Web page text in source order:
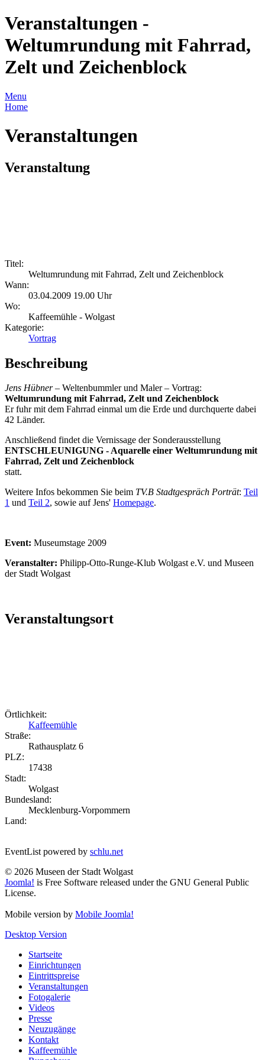
Veranstaltungen -
Weltumrundung mit Fahrrad,
Zelt und Zeichenblock
Menu
Home
Veranstaltungen
Veranstaltung
Titel:
Weltumrundung mit Fahrrad, Zelt und Zeichenblock
Wann:
03.04.2009 19.00 Uhr
Wo:
Kaffeemühle - Wolgast
Kategorie:
Vortrag
Beschreibung
Jens Hübner– Weltenbummler und Maler – Vortrag:
Weltumrundung mit Fahrrad, Zelt und Zeichenblock
Er fuhr mit dem Fahrrad einmal um die Erde und durchquerte dabei
42 Länder.
Anschließend findet die Vernissage der Sonderausstellung
ENTSCHLEUNIGUNG - Aquarelle einer Weltumrundung mit
Fahrrad, Zelt und Zeichenblock
statt.
Weitere Infos bekommen Sie beim TV.B Stadtgespräch Porträt: Teil
1 und Teil 2, sowie auf Jens' Homepage.
Event: Museumstage 2009
Veranstalter: Philipp-Otto-Runge-Klub Wolgast e.V. und Museen
der Stadt Wolgast
Veranstaltungsort
Örtlichkeit:
Kaffeemühle
Straße:
Rathausplatz 6
PLZ:
17438
Stadt:
Wolgast
Bundesland:
Mecklenburg-Vorpommern
Land:
EventList powered by schlu.net
© 2026 Museen der Stadt Wolgast
Joomla! is Free Software released under the GNU General Public
License.
Mobile version by Mobile Joomla!
Desktop Version
Startseite
Einrichtungen
Eintrittspreise
Veranstaltungen
Fotogalerie
Videos
Presse
Neuzugänge
Kontakt
Kaffeemühle